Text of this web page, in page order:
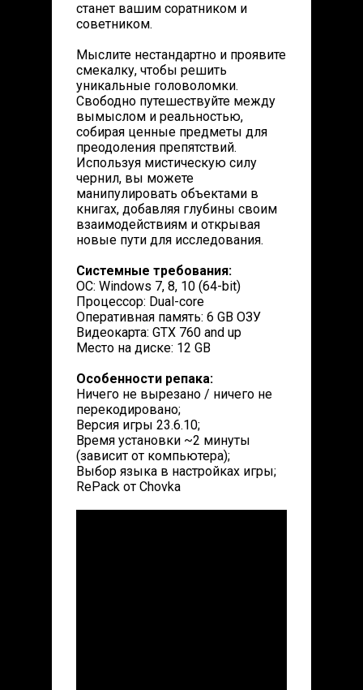
станет вашим соратником и
советником.
Мыслите нестандартно и проявите
смекалку, чтобы решить
уникальные головоломки.
Свободно путешествуйте между
вымыслом и реальностью,
собирая ценные предметы для
преодоления препятствий.
Используя мистическую силу
чернил, вы можете
манипулировать объектами в
книгах, добавляя глубины своим
взаимодействиям и открывая
новые пути для исследования.
Системные требования:
ОС: Windows 7, 8, 10 (64-bit)
Процессор: Dual-core
Оперативная память: 6 GB ОЗУ
Видеокарта: GTX 760 and up
Место на диске: 12 GB
Особенности репака:
Ничего не вырезано / ничего не
перекодировано;
Версия игры 23.6.10;
Время установки ~2 минуты
(зависит от компьютера);
Выбор языка в настройках игры;
RePack от Chovka